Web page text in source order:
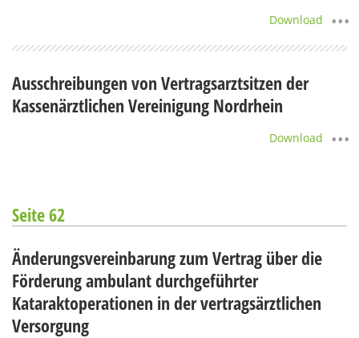
Download
Ausschreibungen von Vertragsarztsitzen der
Kassenärztlichen Vereinigung Nordrhein
Download
Seite 62
Änderungsvereinbarung zum Vertrag über die
Förderung ambulant durchgeführter
Kataraktoperationen in der vertragsärztlichen
Versorgung